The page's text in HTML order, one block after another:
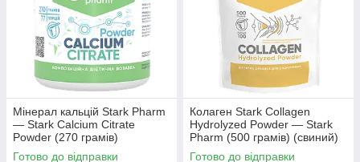
Мінерал кальцій Stark Pharm
— Stark Calcium Citrate
Powder (270 грамів)
Готово до відправки
Колаген Stark Collagen
Hydrolyzed Powder — Stark
Pharm (500 грамів) (свиний)
Готово до відправки